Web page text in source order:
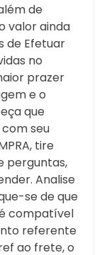
de
valor ainda
de Efetuar
no
prazer
e o
que
seu
tire
perguntas,
Analise
se de que
compatível
referente
ao frete, o